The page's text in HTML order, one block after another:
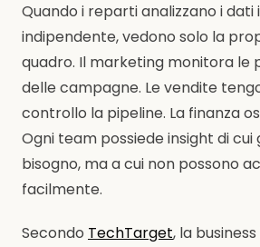
Quando i reparti analizzano i dati
indipendente, vedono solo la
quadro. Il marketing monitora le
delle campagne. Le vendite
controllo la pipeline. La finanza
Ogni team possiede insight di cui
bisogno, ma a cui non possono
facilmente.
Secondo TechTarget, la